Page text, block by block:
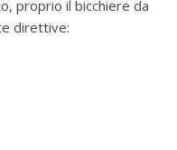
proprio il bicchiere da
direttive: